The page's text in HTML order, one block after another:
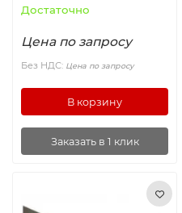
Достаточно
Цена по запросу
Без НДС: Цена по запросу
В корзину
Заказать в 1 клик